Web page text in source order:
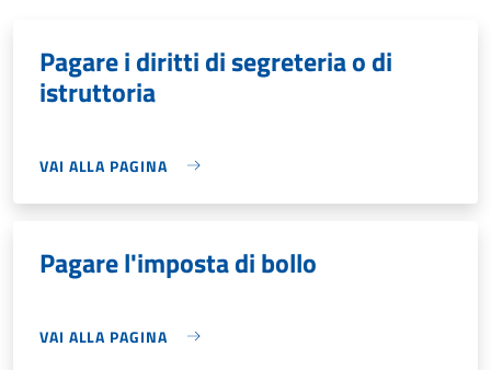
Pagare i diritti di segreteria o di
istruttoria
VAI ALLA PAGINA
Pagare l'imposta di bollo
VAI ALLA PAGINA